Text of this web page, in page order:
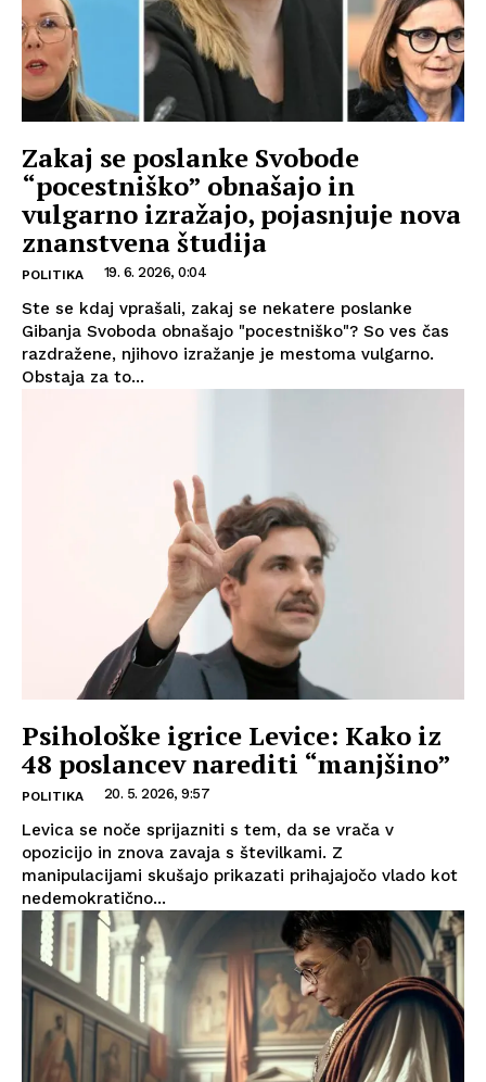
Zakaj se poslanke Svobode
“pocestniško” obnašajo in
vulgarno izražajo, pojasnjuje nova
znanstvena študija
POLITIKA 19. 6. 2026, 0:04
Ste se kdaj vprašali, zakaj se nekatere poslanke
Gibanja Svoboda obnašajo "pocestniško"? So ves čas
razdražene, njihovo izražanje je mestoma vulgarno.
Obstaja za to...
Psihološke igrice Levice: Kako iz
48 poslancev narediti “manjšino”
POLITIKA 20. 5. 2026, 9:57
Levica se noče sprijazniti s tem, da se vrača v
opozicijo in znova zavaja s številkami. Z
manipulacijami skušajo prikazati prihajajočo vlado kot
nedemokratično...